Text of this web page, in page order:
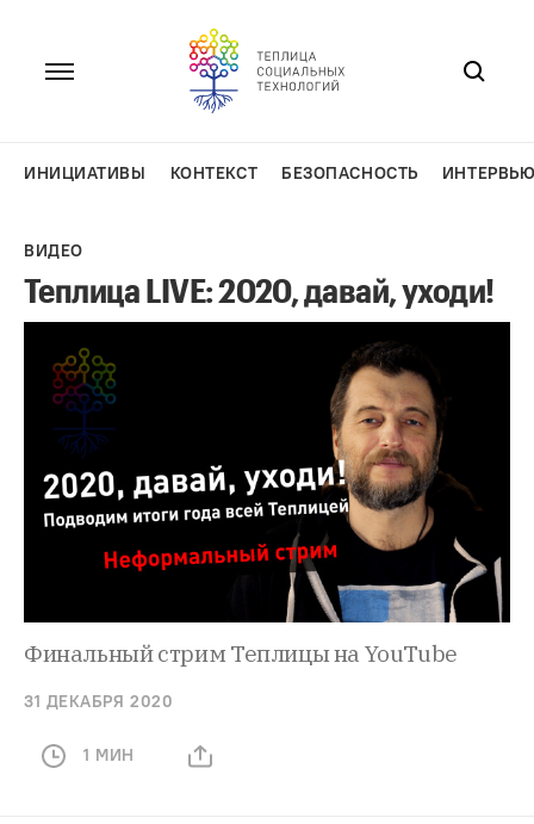
ИНИЦИАТИВЫ КОНТЕКСТ БЕЗОПАСНОСТЬ
ВИДЕО
Теплица LIVE: 2020, давай, уходи!
Финальный стрим Теплицы на YouTube
31 ДЕКАБРЯ 2020
1 МИН